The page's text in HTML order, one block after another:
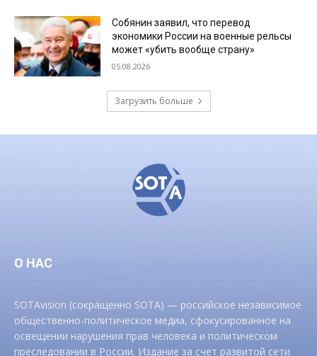
Собянин заявил, что перевод
экономики России на военные рельсы
может «убить вообще страну»
05.08.2026
Загрузить больше
О НАС
SOTAvision (сокращенно SOTA) — российское независимое
общественно-политическое медиа, сфокусированное на
освещении нарушения прав человека и политическом
преследовании в России. Издание за счет развитой сети